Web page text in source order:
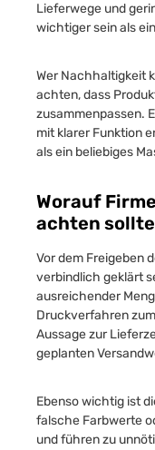
Lieferwege und
wichtiger sein als
Wer Nachhaltigkeit
achten, dass
zusammenpassen.
mit klarer Funktion
als ein beliebiges
Worauf
achten
Vor dem Freigeben
verbindlich geklärt
ausreichender
Druckverfahren
Aussage zur
geplanten
Ebenso wichtig ist
falsche Farbwerte
und führen zu